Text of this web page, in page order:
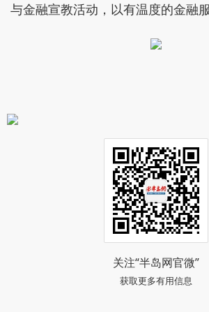
与金融宣教活动，以有温度的金融
关注“半岛网官微”
获取更多有用信息